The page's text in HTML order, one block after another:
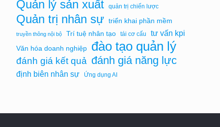
Quản lý sản xuất quản trị chiến lược
Quản trị nhân sự triển khai phần mềm
truyền thông nội bộ Trí tuệ nhân tạo tái cơ cấu tư vấn kpi
Văn hóa doanh nghiệp đào tạo quản lý
đánh giá kết quả đánh giá năng lực
định biên nhân sự Ứng dụng AI